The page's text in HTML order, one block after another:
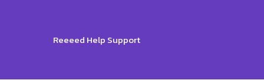
Reeeed Help Support